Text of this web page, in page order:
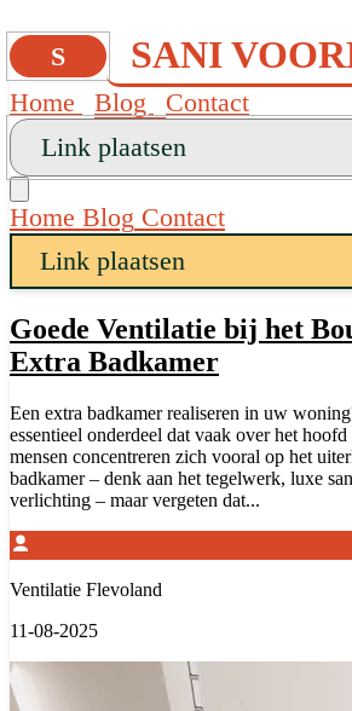
S SANI
Home Blog
Contact
Link plaatsen
Home Blog Contact
Link plaatsen
Goede Ventilatie bij het
Extra Badkamer
Een extra badkamer realiseren in uw
essentieel onderdeel dat vaak over het
mensen concentreren zich vooral op het
badkamer – denk aan het tegelwerk, luxe
verlichting – maar vergeten dat...
Ventilatie Flevoland
11-08-2025